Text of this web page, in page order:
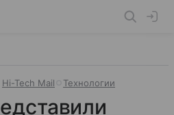
Hi-Tech Mail Технологии